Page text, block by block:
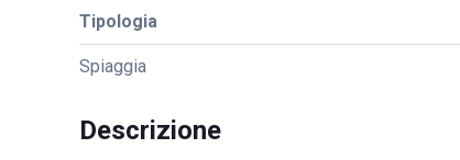
Tipologia
Spiaggia
Descrizione